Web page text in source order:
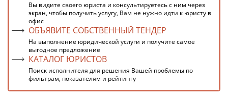
Вы видите своего юриста и консультируетесь с ним через
экран, чтобы получить услугу, Вам не нужно идти к юристу в
офис
ОБЪЯВИТЕ СОБСТВЕННЫЙ ТЕНДЕР
На выполнение юридической услуги и получите самое
выгодное предложение
КАТАЛОГ ЮРИСТОВ
Поиск исполнителя для решения Вашей проблемы по
фильтрам, показателям и рейтингу